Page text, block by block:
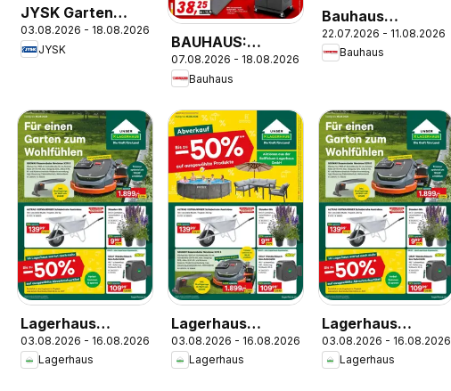
JYSK Garten
Abverkauf Spare
Bis Zu 60%
03.08.2026 - 18.08.2026
JYSK
BAUHAUS:
Flugblatt
07.08.2026 - 18.08.2026
Bauhaus
Bauhaus
Pasching, Wels,
Steyr
22.07.2026 - 11.08.2026
Bauhaus
Lagerhaus
Wochen
Angebote
03.08.2026 - 16.08.2026
Lagerhaus
Lagerhaus
Wochen
Angebote
03.08.2026 - 16.08.2026
Lagerhaus
Lagerhaus
Wochen
Angebote
03.08.2026 - 16.08.2026
Lagerhaus